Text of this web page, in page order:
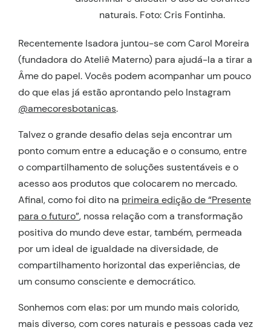
Recentemente Isadora juntou-se com Carol Moreira
(fundadora do Ateliê Materno) para ajudá-la a tirar a
Âme do papel. Vocês podem acompanhar um pouco
do que elas já estão aprontando pelo Instagram
@amecoresbotanicas.
Talvez o grande desafio delas seja encontrar um
ponto comum entre a educação e o consumo, entre
o compartilhamento de soluções sustentáveis e o
acesso aos produtos que colocarem no mercado.
Afinal, como foi dito na primeira edição de “Presente
para o futuro”, nossa relação com a transformação
positiva do mundo deve estar, também, permeada
por um ideal de igualdade na diversidade, de
compartilhamento horizontal das experiências, de
um consumo consciente e democrático.
Sonhemos com elas: por um mundo mais colorido,
mais diverso, com cores naturais e pessoas cada vez